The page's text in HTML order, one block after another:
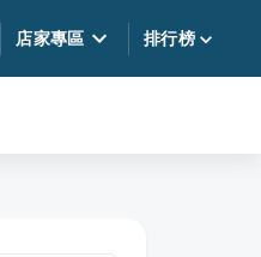
店家專區 排行榜